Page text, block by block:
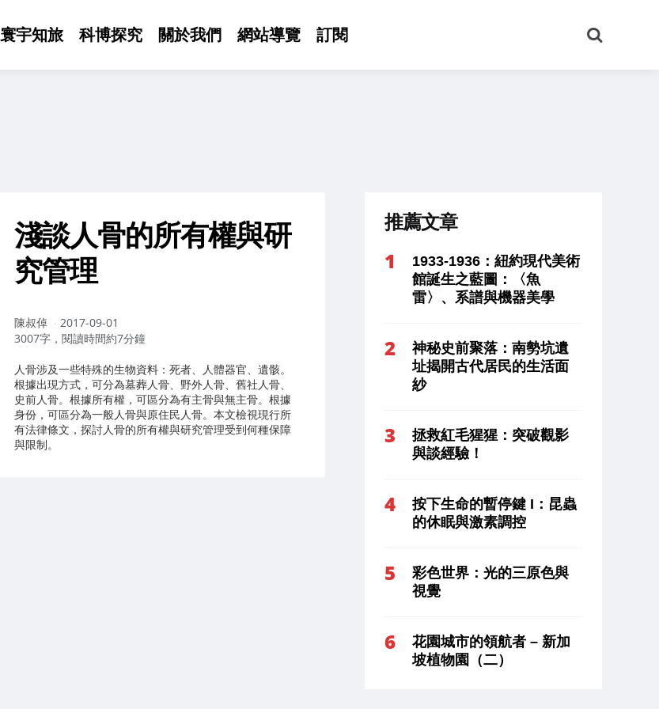
寰宇知旅 科博探究 關於我們 網站導覽 訂閱
尋
淺談人骨的所有權與研
究管理
作
者：
陳叔倬
2017-09-01
3007字，閱讀時間約7分鐘
人骨涉及一些特殊的生物資料：死者、人體器官、遺骸。
根據出現方式，可分為墓葬人骨、野外人骨、舊社人骨、
史前人骨。根據所有權，可區分為有主骨與無主骨。根據
身份，可區分為一般人骨與原住民人骨。本文檢視現行所
有法律條文，探討人骨的所有權與研究管理受到何種保障
與限制。
推薦文章
1933-1936：紐約現代美術
館誕生之藍圖：〈魚
雷〉、系譜與機器美學
神秘史前聚落：南勢坑遺
址揭開古代居民的生活面
紗
拯救紅毛猩猩：突破觀影
與談經驗！
按下生命的暫停鍵 I：昆蟲
的休眠與激素調控
彩色世界：光的三原色與
視覺
花園城市的領航者 – 新加
坡植物園（二）